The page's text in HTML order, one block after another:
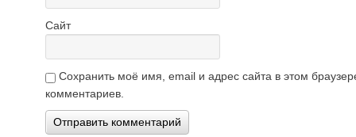
Сайт
Сохранить моё имя, email и адрес сайта в этом
комментариев.